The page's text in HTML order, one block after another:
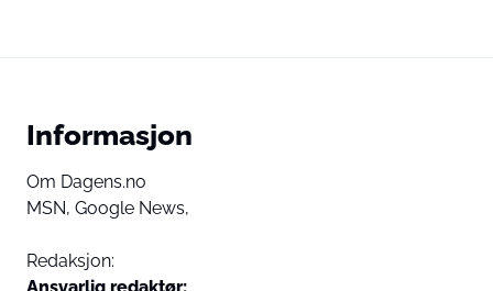
Informasjon
Om Dagens.no
MSN, Google News,
Redaksjon: